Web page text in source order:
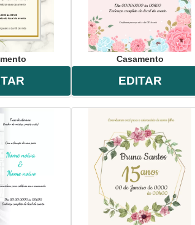
Casamento
EDITAR